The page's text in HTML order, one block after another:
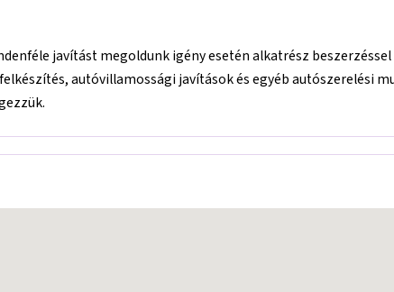
javítást megoldunk igény esetén alkatrész
autóvillamossági javítások és egyéb autószerelési